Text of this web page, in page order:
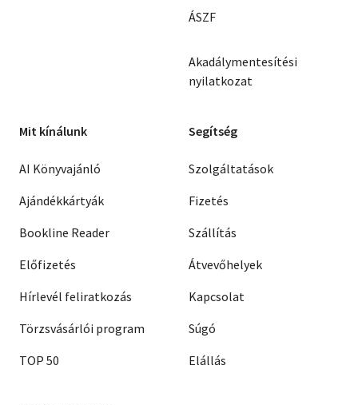
ÁSZF
Akadálymentesítési
nyilatkozat
Mit kínálunk
AI Könyvajánló
Ajándékkártyák
Bookline Reader
Előfizetés
Hírlevél feliratkozás
Törzsvásárlói program
TOP 50
Segítség
Szolgáltatások
Fizetés
Szállítás
Átvevőhelyek
Kapcsolat
Súgó
Elállás